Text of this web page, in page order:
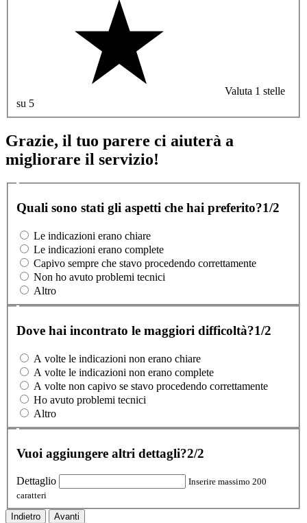
Valuta 1 stelle
su 5
Grazie, il tuo parere ci aiuterà a
migliorare il servizio!
Quali sono stati gli aspetti che hai preferito?1/2
Le indicazioni erano chiare
Le indicazioni erano complete
Capivo sempre che stavo procedendo correttamente
Non ho avuto problemi tecnici
Altro
Dove hai incontrato le maggiori difficoltà?1/2
A volte le indicazioni non erano chiare
A volte le indicazioni non erano complete
A volte non capivo se stavo procedendo correttamente
Ho avuto problemi tecnici
Altro
Vuoi aggiungere altri dettagli?2/2
Dettaglio
Inserire massimo 200
caratteri
Indietro Avanti